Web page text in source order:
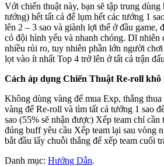
Với chiến thuật này, bạn sẽ tập trung
tướng) hết tất cả để lụm hết các tướng 1
lên 2 – 3 sao và giành lợi thế ở đầu game,
có đội hình yếu và nhanh chóng. Dĩ nhiên
nhiều rủi ro, tuy nhiên phần lớn người chơi
lọt vào ít nhất Top 4 trở lên ở tất cả trận
Cách áp dụng Chiến Thuật Re-roll khô
Không dùng vàng để mua Exp, thắng
vàng để Re-roll và tìm tất cả tướng 1 sao
sao (55% sẽ nhận được) Xếp team chỉ
đúng buff yêu cầu Xếp team lại sau vòng
bắt đầu lấy chuỗi thắng để xếp team cuối
Danh mục: Hướng Dẫn.